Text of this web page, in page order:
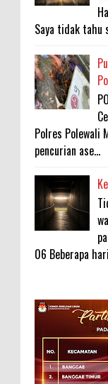
Saya tidak tahu
Polres Polewali
pencurian ase...
06 Beberapa